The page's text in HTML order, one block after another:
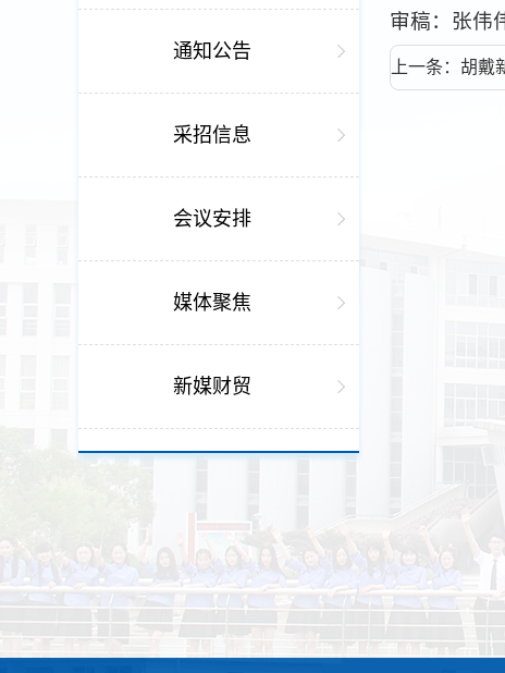
通知公告
采招信息
会议安排
媒体聚焦
新媒财贸
审稿：张伟
上一条：胡